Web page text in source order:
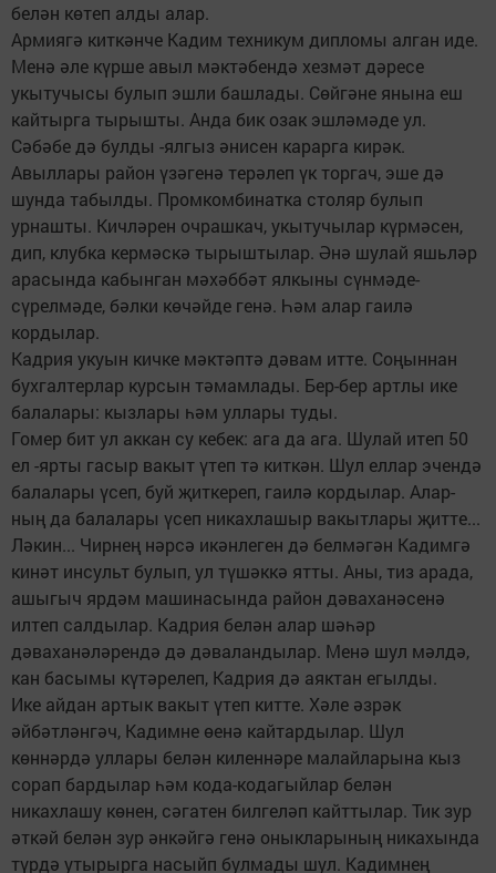
белән көтеп алды алар.
Армиягә киткәнче Кадим техникум дипломы алган иде.
Менә әле күрше авыл мәктәбендә хезмәт дәресе
укытучысы булып эшли башлады. Сөйгәне янына еш
кайтырга тырышты. Анда бик озак эшләмәде ул.
Сәбәбе дә булды -ялгыз әнисен карарга кирәк.
Авыллары район үзәгенә терәлеп үк торгач, эше дә
шунда табылды. Промкомбинатка столяр булып
урнашты. Кичләрен очрашкач, укытучылар күрмәсен,
дип, клубка кермәскә тырыштылар. Әнә шулай яшьләр
арасында кабынган мәхәббәт ялкыны сүнмәде-
сүрелмәде, бәлки көчәйде генә. Һәм алар гаилә
кордылар.
Кадрия укуын кичке мәктәптә дәвам итте. Соңыннан
бухгалтерлар курсын тәмамлады. Бер-бер артлы ике
балалары: кызлары һәм уллары туды.
Гомер бит ул аккан су кебек: ага да ага. Шулай итеп 50
ел -ярты гасыр вакыт үтеп тә киткән. Шул еллар эчендә
балалары үсеп, буй җиткереп, гаилә кордылар. Алар-
ның да балалары үсеп никахлашыр вакытлары җитте...
Ләкин... Чирнең нәрсә икәнлеген дә белмәгән Кадимгә
кинәт инсульт булып, ул түшәккә ятты. Аны, тиз арада,
ашыгыч ярдәм машинасында район дәваханәсенә
илтеп салдылар. Кадрия белән алар шәһәр
дәваханәләрендә дә дәваландылар. Менә шул мәлдә,
кан басымы күтәрелеп, Кадрия дә аяктан егылды.
Ике айдан артык вакыт үтеп китте. Хәле әзрәк
әйбәтләнгәч, Кадимне өенә кайтардылар. Шул
көннәрдә уллары белән киленнәре малайларына кыз
сорап бардылар һәм кода-кодагыйлар белән
никахлашу көнен, сәгатен билгеләп кайттылар. Тик зур
әткәй белән зур әнкәйгә генә оныкларының никахында
түрдә утырырга насыйп булмады шул. Кадимнең